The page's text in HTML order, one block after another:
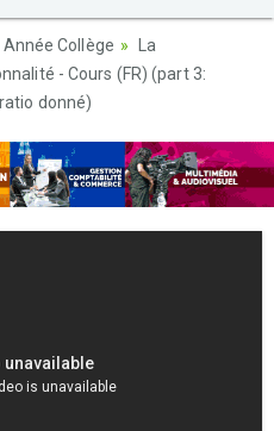
Collège
La
- Cours (FR) (part 3:
donné)